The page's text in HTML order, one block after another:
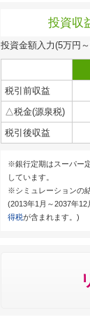
投資収
投資金額入力(5万円
税引前収益
△税金(源泉税)
税引後収益
※銀行定期はスーパー
しています。
※シミュレーションの
(2013年1月～2037年
得税が含まれます。)